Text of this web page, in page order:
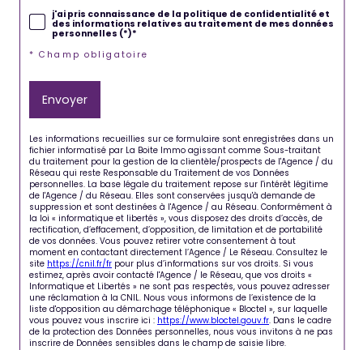
j'ai pris connaissance de la politique de confidentialité et
des informations relatives au traitement de mes données
personnelles (*)*
* Champ obligatoire
Envoyer
Les informations recueillies sur ce formulaire sont enregistrées dans un
fichier informatisé par La Boite Immo agissant comme Sous-traitant
du traitement pour la gestion de la clientèle/prospects de l'Agence / du
Réseau qui reste Responsable du Traitement de vos Données
personnelles. La base légale du traitement repose sur l'intérêt légitime
de l'Agence / du Réseau. Elles sont conservées jusqu'à demande de
suppression et sont destinées à l'Agence / au Réseau. Conformément à
la loi « informatique et libertés », vous disposez des droits d’accès, de
rectification, d’effacement, d’opposition, de limitation et de portabilité
de vos données. Vous pouvez retirer votre consentement à tout
moment en contactant directement l’Agence / Le Réseau. Consultez le
site https://cnil.fr/fr pour plus d’informations sur vos droits. Si vous
estimez, après avoir contacté l'Agence / le Réseau, que vos droits «
Informatique et Libertés » ne sont pas respectés, vous pouvez adresser
une réclamation à la CNIL. Nous vous informons de l’existence de la
liste d'opposition au démarchage téléphonique « Bloctel », sur laquelle
vous pouvez vous inscrire ici : https://www.bloctel.gouv.fr. Dans le cadre
de la protection des Données personnelles, nous vous invitons à ne pas
inscrire de Données sensibles dans le champ de saisie libre.